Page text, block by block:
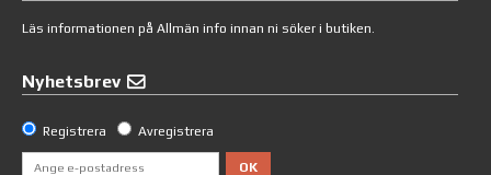
Läs informationen på Allmän info innan ni söker i butiken.
Nyhetsbrev
Registrera Avregistrera
OK